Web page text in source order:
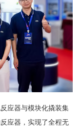
应器与模块化撬装集
应器，实现了全程无